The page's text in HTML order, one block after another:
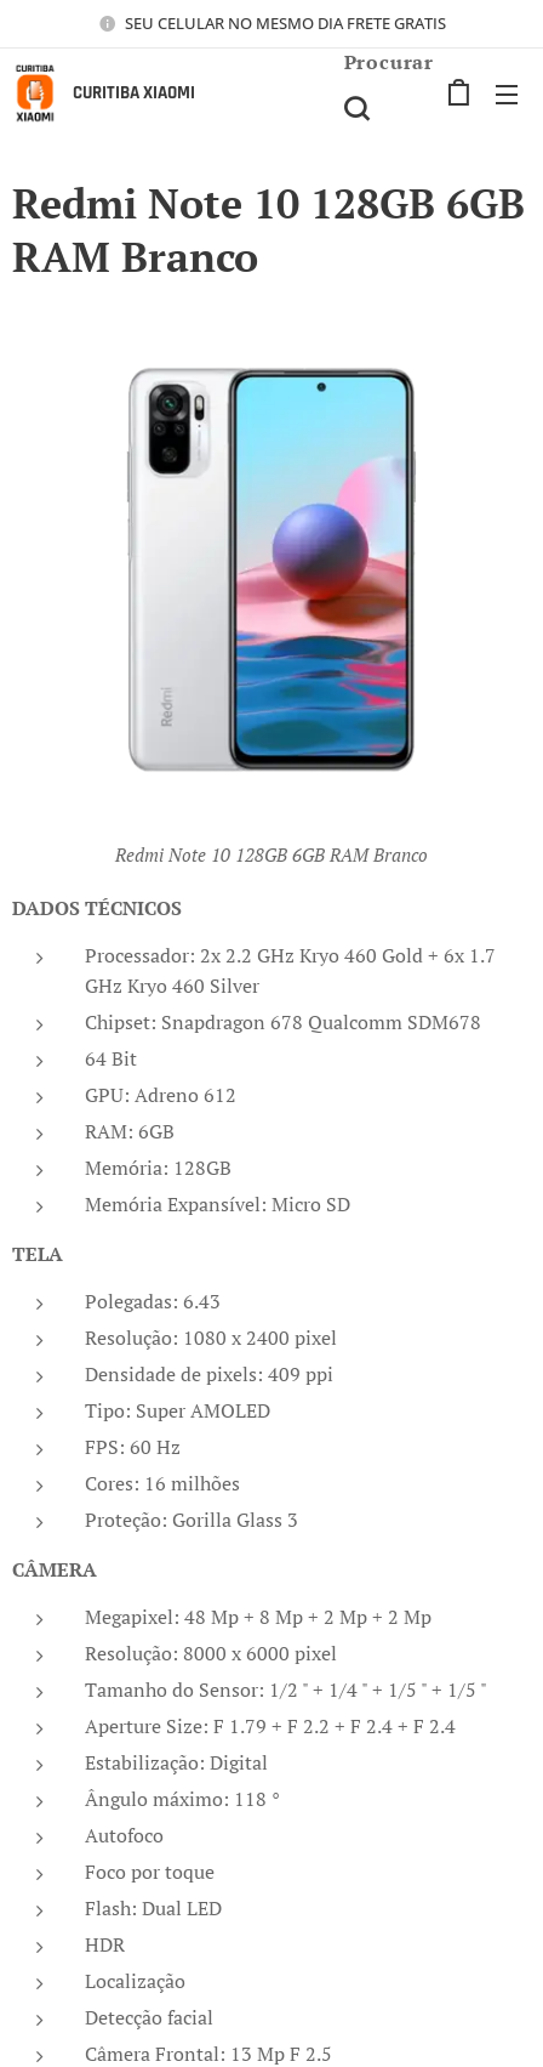
SEU CELULAR NO MESMO DIA FRETE GRATIS
CURITIBA XIAOMI
Procurar
Redmi Note 10 128GB 6GB
RAM Branco
Redmi Note 10 128GB 6GB RAM Branco
DADOS TÉCNICOS
Processador: 2x 2.2 GHz Kryo 460 Gold + 6x 1.7
GHz Kryo 460 Silver
Chipset: Snapdragon 678 Qualcomm SDM678
64 Bit
GPU: Adreno 612
RAM: 6GB
Memória: 128GB
Memória Expansível: Micro SD
TELA
Polegadas: 6.43
Resolução: 1080 x 2400 pixel
Densidade de pixels: 409 ppi
Tipo: Super AMOLED
FPS: 60 Hz
Cores: 16 milhões
Proteção: Gorilla Glass 3
CÂMERA
Megapixel: 48 Mp + 8 Mp + 2 Mp + 2 Mp
Resolução: 8000 x 6000 pixel
Tamanho do Sensor: 1/2 " + 1/4 " + 1/5 " + 1/5 "
Aperture Size: F 1.79 + F 2.2 + F 2.4 + F 2.4
Estabilização: Digital
Ângulo máximo: 118 °
Autofoco
Foco por toque
Flash: Dual LED
HDR
Localização
Detecção facial
Câmera Frontal: 13 Mp F 2.5